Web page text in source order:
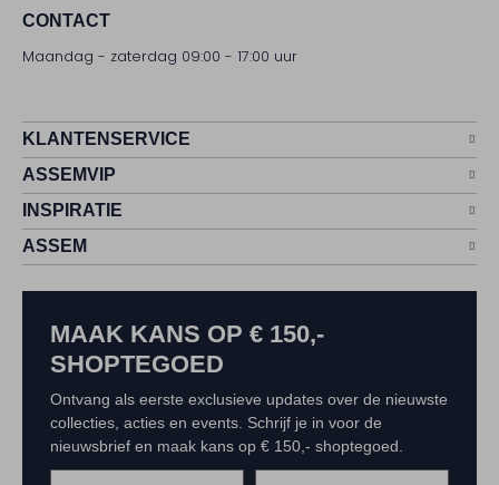
CONTACT
Maandag - zaterdag 09:00 - 17:00 uur
KLANTENSERVICE
ASSEMVIP
INSPIRATIE
ASSEM
MAAK KANS OP € 150,-
SHOPTEGOED
Ontvang als eerste exclusieve updates over de nieuwste
collecties, acties en events. Schrijf je in voor de
nieuwsbrief en maak kans op € 150,- shoptegoed.